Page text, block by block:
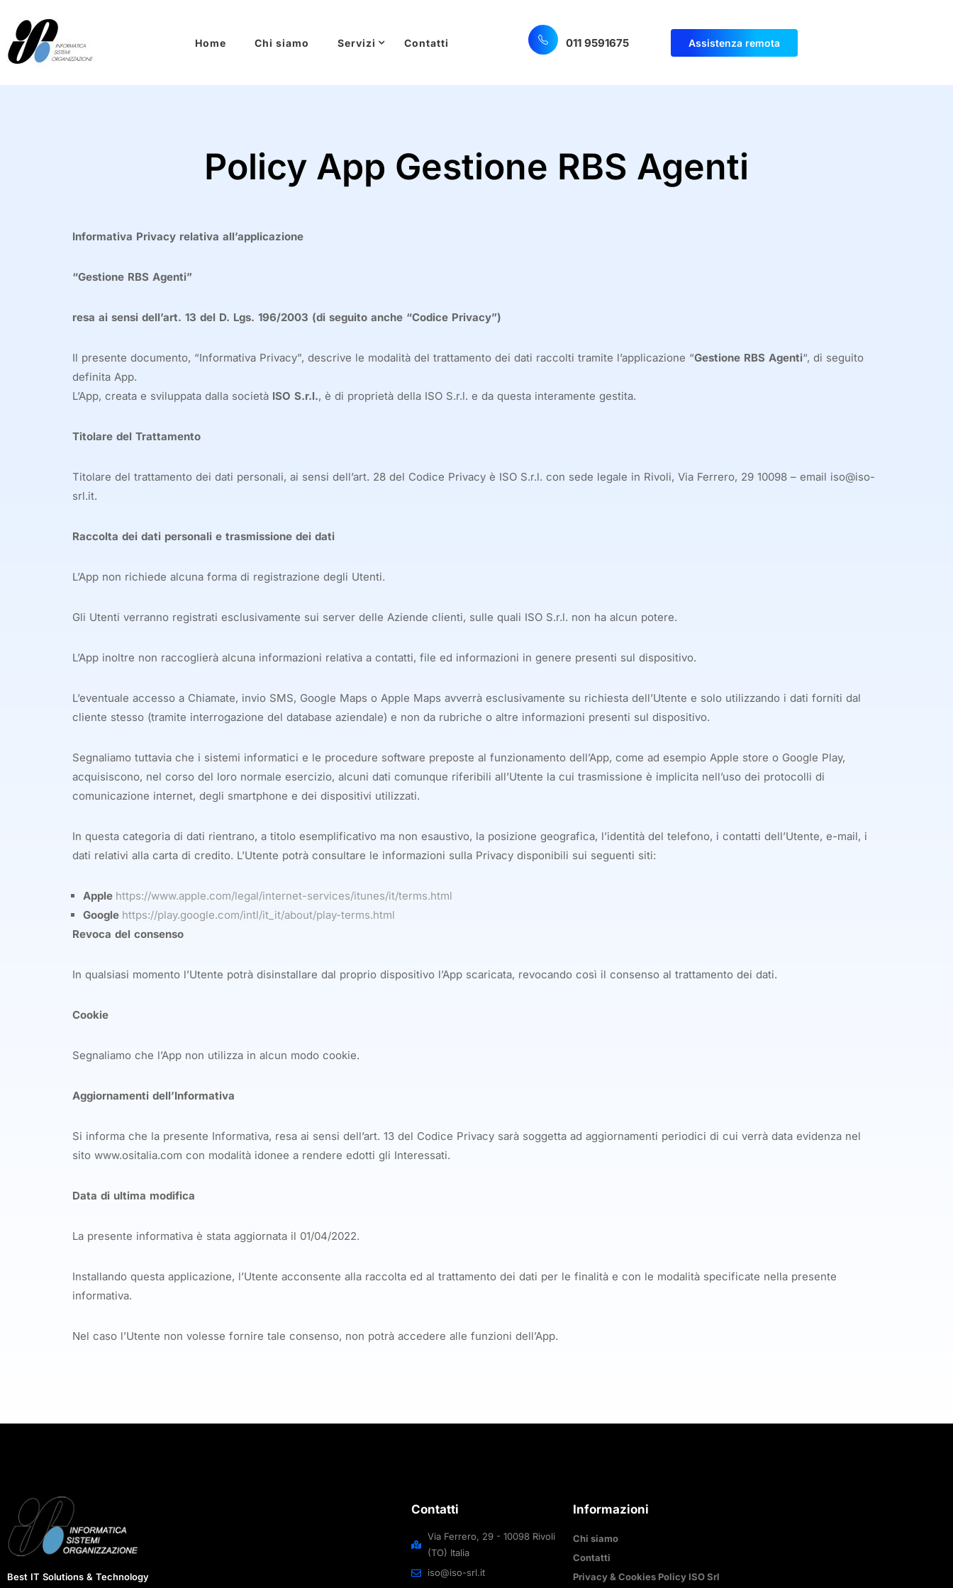
Home Chi siamo Servizi Contatti 011 9591675 Assistenza remota
Policy App Gestione RBS Agenti
Informativa Privacy relativa all’applicazione
“Gestione RBS Agenti”
resa ai sensi dell’art. 13 del D. Lgs. 196/2003 (di seguito anche “Codice Privacy”)
Il presente documento, “Informativa Privacy”, descrive le modalità del trattamento dei dati raccolti tramite l’applicazione “Gestione RBS Agenti“, di seguito
definita App.
L’App, creata e sviluppata dalla società ISO S.r.l., è di proprietà della ISO S.r.l. e da questa interamente gestita.
Titolare del Trattamento
Titolare del trattamento dei dati personali, ai sensi dell’art. 28 del Codice Privacy è ISO S.r.l. con sede legale in Rivoli, Via Ferrero, 29 10098 – email iso@iso-
srl.it.
Raccolta dei dati personali e trasmissione dei dati
L’App non richiede alcuna forma di registrazione degli Utenti.
Gli Utenti verranno registrati esclusivamente sui server delle Aziende clienti, sulle quali ISO S.r.l. non ha alcun potere.
L’App inoltre non raccoglierà alcuna informazioni relativa a contatti, file ed informazioni in genere presenti sul dispositivo.
L’eventuale accesso a Chiamate, invio SMS, Google Maps o Apple Maps avverrà esclusivamente su richiesta dell’Utente e solo utilizzando i dati forniti dal
cliente stesso (tramite interrogazione del database aziendale) e non da rubriche o altre informazioni presenti sul dispositivo.
Segnaliamo tuttavia che i sistemi informatici e le procedure software preposte al funzionamento dell’App, come ad esempio Apple store o Google Play,
acquisiscono, nel corso del loro normale esercizio, alcuni dati comunque riferibili all’Utente la cui trasmissione è implicita nell’uso dei protocolli di
comunicazione internet, degli smartphone e dei dispositivi utilizzati.
In questa categoria di dati rientrano, a titolo esemplificativo ma non esaustivo, la posizione geografica, l’identità del telefono, i contatti dell’Utente, e-mail, i
dati relativi alla carta di credito. L’Utente potrà consultare le informazioni sulla Privacy disponibili sui seguenti siti:
Apple https://www.apple.com/legal/internet-services/itunes/it/terms.html
Google https://play.google.com/intl/it_it/about/play-terms.html
Revoca del consenso
In qualsiasi momento l’Utente potrà disinstallare dal proprio dispositivo l’App scaricata, revocando così il consenso al trattamento dei dati.
Cookie
Segnaliamo che l’App non utilizza in alcun modo cookie.
Aggiornamenti dell’Informativa
Si informa che la presente Informativa, resa ai sensi dell’art. 13 del Codice Privacy sarà soggetta ad aggiornamenti periodici di cui verrà data evidenza nel
sito www.ositalia.com con modalità idonee a rendere edotti gli Interessati.
Data di ultima modifica
La presente informativa è stata aggiornata il 01/04/2022.
Installando questa applicazione, l’Utente acconsente alla raccolta ed al trattamento dei dati per le finalità e con le modalità specificate nella presente
informativa.
Nel caso l’Utente non volesse fornire tale consenso, non potrà accedere alle funzioni dell’App.
Best IT Solutions & Technology
Contatti
Via Ferrero, 29 - 10098 Rivoli
(TO) Italia
iso@iso-srl.it
Informazioni
Chi siamo
Contatti
Privacy & Cookies Policy ISO Srl